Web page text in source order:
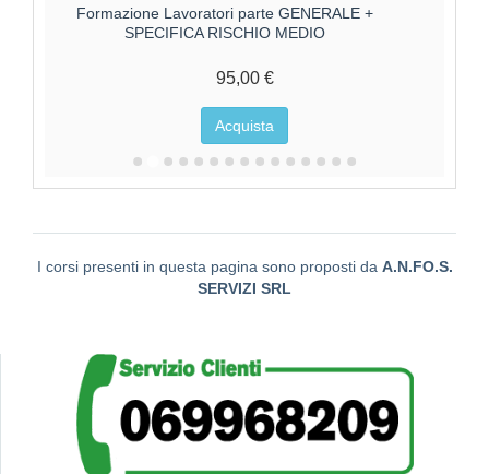
Formazione Lavoratori parte GENERALE +
SPECIFICA RISCHIO MEDIO
95,00 €
Acquista
I corsi presenti in questa pagina sono proposti da A.N.FO.S.
SERVIZI SRL